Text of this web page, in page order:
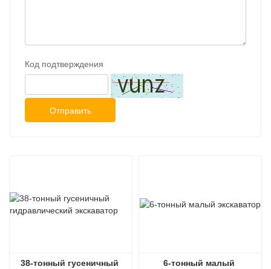
Код подтверждения
Отправить
38-тонный гусеничный
6-тонный малый